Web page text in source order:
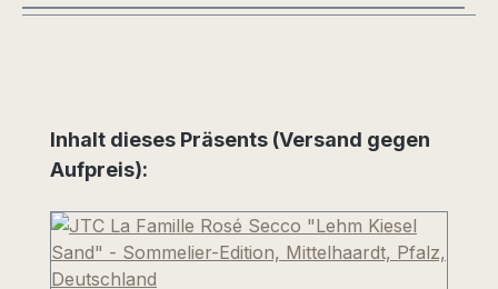
Produktgalerie überspringen
Inhalt dieses Präsents (Versand gegen
Aufpreis):